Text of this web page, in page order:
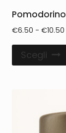
€6.50 - €10.50
Scegli